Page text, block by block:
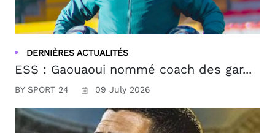
DERNIÈRES ACTUALITÉS
ESS : Gaouaoui nommé coach des gar...
BY SPORT 24 09 July 2026